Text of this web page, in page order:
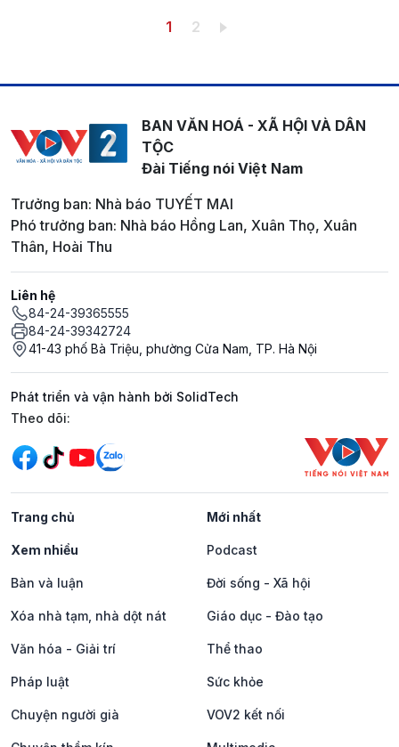
Trang hiện thời
1 Trang
2
BAN VĂN HOÁ - XÃ HỘI VÀ DÂN
TỘC
Đài Tiếng nói Việt Nam
Trưởng ban: Nhà báo TUYẾT MAI
Phó trưởng ban: Nhà báo Hồng Lan, Xuân Thọ, Xuân
Thân, Hoài Thu
Liên hệ
84-24-39365555
84-24-39342724
41-43 phố Bà Triệu, phường Cửa Nam, TP. Hà Nội
Phát triển và vận hành bởi SolidTech
Mạng xã hội
Theo dõi:
Trang chủ Mới nhất
Xem nhiều Podcast
Bàn và luận Đời sống - Xã hội
Xóa nhà tạm, nhà dột nát Giáo dục - Đào tạo
Văn hóa - Giải trí Thể thao
Pháp luật Sức khỏe
Chuyện người già VOV2 kết nối